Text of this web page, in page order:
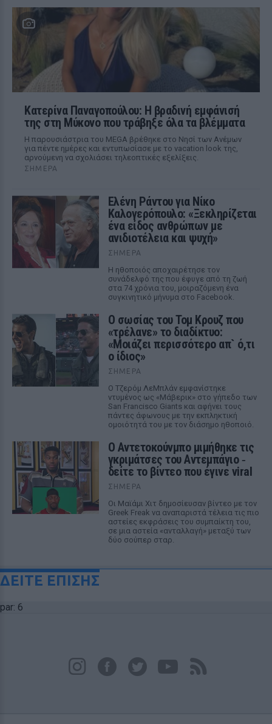
Κατερίνα Παναγοπούλου: Η βραδινή εμφάνισή
της στη Μύκονο που τράβηξε όλα τα βλέμματα
Η παρουσιάστρια του MEGA βρέθηκε στο Νησί των Ανέμων
για πέντε ημέρες και εντυπωσίασε με το vacation look της,
αρνούμενη να σχολιάσει τηλεοπτικές εξελίξεις.
ΣΉΜΕΡΑ
Ελένη Ράντου για Νίκο
Καλογερόπουλο: «Ξεκληρίζεται
ένα είδος ανθρώπων με
ανιδιοτέλεια και ψυχή»
ΣΉΜΕΡΑ
Η ηθοποιός αποχαιρέτησε τον
συνάδελφό της που έφυγε από τη ζωή
στα 74 χρόνια του, μοιραζόμενη ένα
συγκινητικό μήνυμα στο Facebook.
Ο σωσίας του Τομ Κρουζ που
«τρέλανε» το διαδίκτυο:
«Μοιάζει περισσότερο απ` ό,τι
ο ίδιος»
ΣΉΜΕΡΑ
Ο Τζερόμ ΛεΜπλάν εμφανίστηκε
ντυμένος ως «Μάβερικ» στο γήπεδο των
San Francisco Giants και αφήνει τους
πάντες άφωνους με την εκπληκτική
ομοιότητά του με τον διάσημο ηθοποιό.
Ο Αντετοκούνμπο μιμήθηκε τις
γκριμάτσες του Αντεμπάγιο ‑
δείτε το βίντεο που έγινε viral
ΣΉΜΕΡΑ
Οι Μαϊάμι Χιτ δημοσίευσαν βίντεο με τον
Greek Freak να αναπαριστά τέλεια τις πιο
αστείες εκφράσεις του συμπαίκτη του,
σε μια αστεία «ανταλλαγή» μεταξύ των
δύο σούπερ σταρ.
ΔΕΙΤΕ ΕΠΙΣΗΣ
par: 6